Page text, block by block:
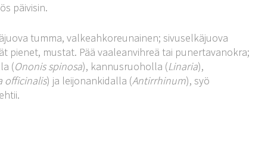
päivisin.
tumma, valkeahkoreunainen; sivuselkäjuova
pienet, mustat. Pää vaaleanvihreä tai punertavanokra;
(Ononis spinosa), kannusruoholla (Linaria),
officinalis) ja leijonankidalla (Antirrhinum), syö